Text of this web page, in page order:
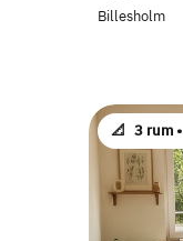
Billesholm
📐 3 rum •